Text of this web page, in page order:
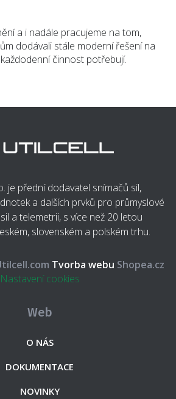
a i nadále pracujeme na tom,
dodávali stále moderní řešení na
činnost potřebují.
je přední dodavatel snímačů sil,
a dalších prvků pro průmyslové
a telemetrii, s více než 20 letou
slovenském a polském trhu.
Tvorba webu Shopea.cz
Nastavení cookies
Web
O NÁS
DOKUMENTACE
NOVINKY